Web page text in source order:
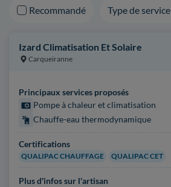
Recommandé Type de service
Izard Climatisation Et Solaire
Carqueiranne
Principaux services proposés
Pompe à chaleur et climatisation
Chauffe-eau thermodynamique
Certifications
QUALIPAC CHAUFFAGE QUALIPAC CET
Plus d'infos sur l'artisan